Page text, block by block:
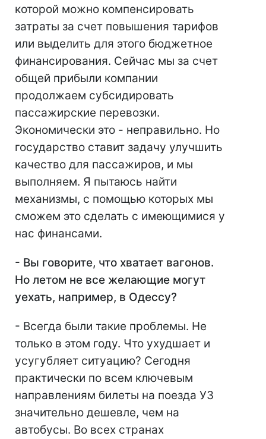
которой можно компенсировать
затраты за счет повышения тарифов
или выделить для этого бюджетное
финансирования. Сейчас мы за счет
общей прибыли компании
продолжаем субсидировать
пассажирские перевозки.
Экономически это - неправильно. Но
государство ставит задачу улучшить
качество для пассажиров, и мы
выполняем. Я пытаюсь найти
механизмы, с помощью которых мы
сможем это сделать с имеющимися у
нас финансами.
- Вы говорите, что хватает вагонов.
Но летом не все желающие могут
уехать, например, в Одессу?
- Всегда были такие проблемы. Не
только в этом году. Что ухудшает и
усугубляет ситуацию? Сегодня
практически по всем ключевым
направлениям билеты на поезда УЗ
значительно дешевле, чем на
автобусы. Во всех странах